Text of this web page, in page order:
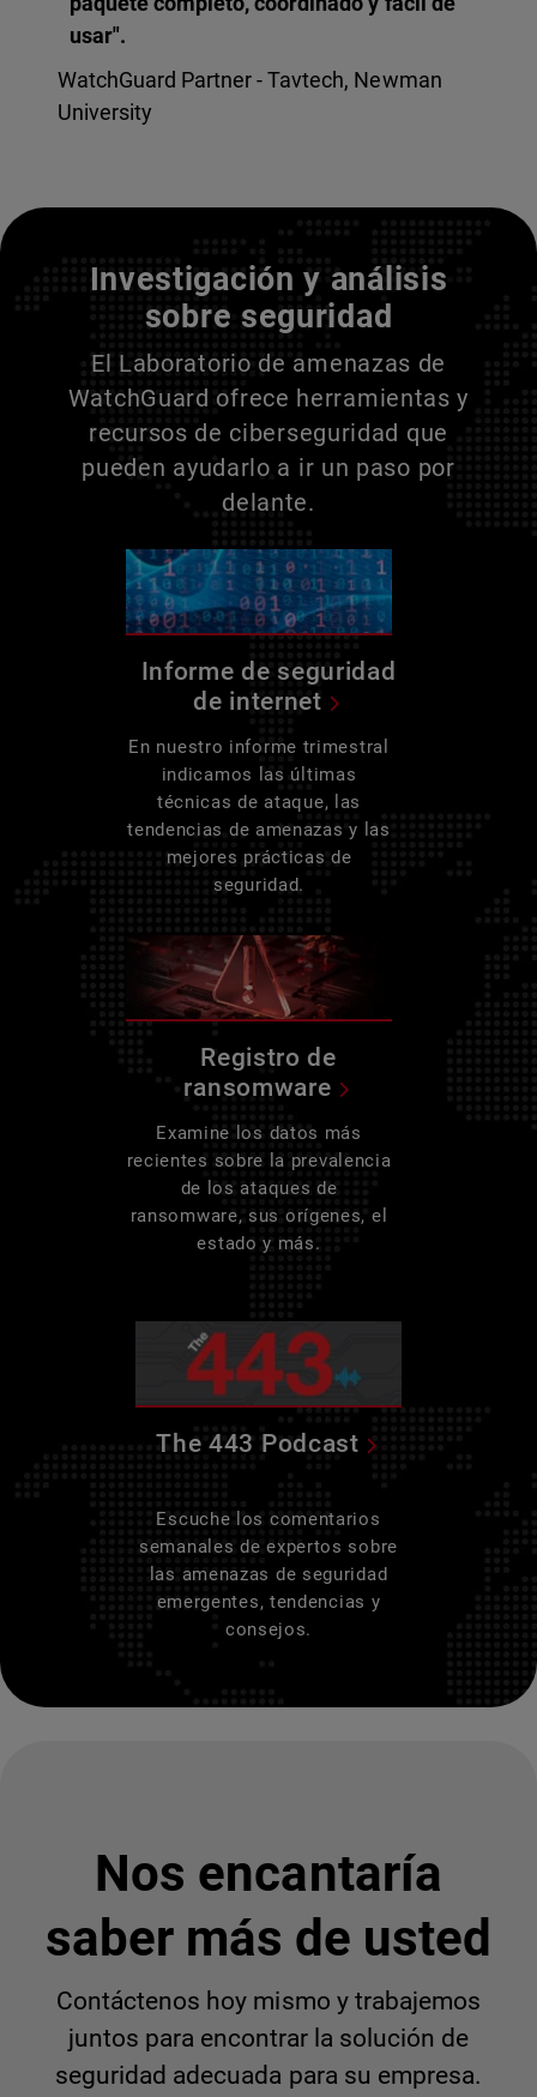
usar".
WatchGuard Partner - Tavtech, Newman
University
Investigación y análisis
sobre seguridad
El Laboratorio de amenazas de
WatchGuard ofrece herramientas y
recursos de ciberseguridad que
pueden ayudarlo a ir un paso por
delante.
Informe de seguridad
de internet
En nuestro informe trimestral
indicamos las últimas
técnicas de ataque, las
tendencias de amenazas y las
mejores prácticas de
seguridad.
Registro de
ransomware
Examine los datos más
recientes sobre la prevalencia
de los ataques de
ransomware, sus orígenes, el
estado y más.
The 443 Podcast
Escuche los comentarios
semanales de expertos sobre
las amenazas de seguridad
emergentes, tendencias y
consejos.
Nos encantaría
saber más de usted
Contáctenos hoy mismo y trabajemos
juntos para encontrar la solución de
seguridad adecuada para su empresa.